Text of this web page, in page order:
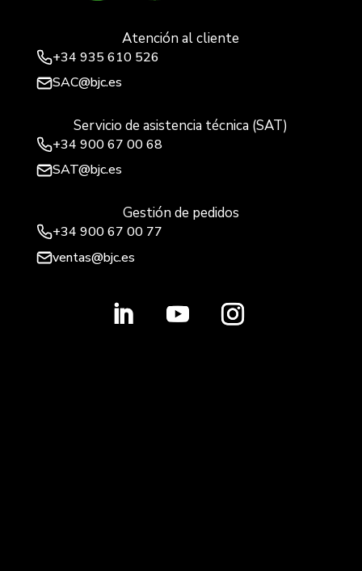
Atención al cliente
+34 935 610 526
SAC@bjc.es
Servicio de asistencia técnica (SAT)
+34 900 67 00 68
SAT@bjc.es
Gestión de pedidos
+34 900 67 00 77
ventas@bjc.es